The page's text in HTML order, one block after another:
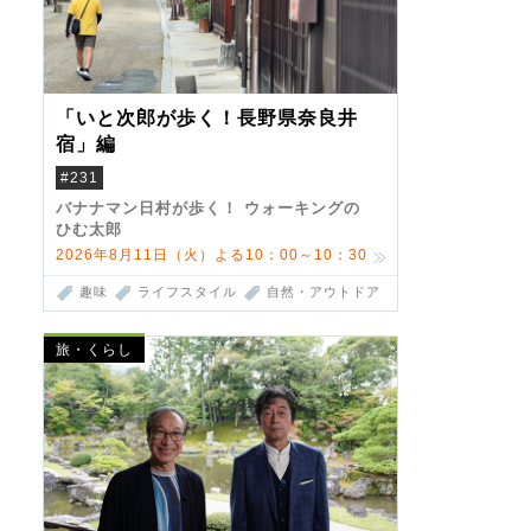
「いと次郎が歩く！長野県奈良井
宿」編
#231
バナナマン日村が歩く！ ウォーキングの
ひむ太郎
2026年8月11日（火）よる10：00～10：30
趣味 ライフスタイル 自然・アウトドア
旅・くらし